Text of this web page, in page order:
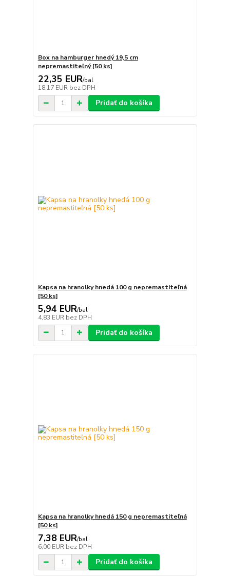
Box na hamburger hnedý 19,5 cm
nepremastiteľný [50 ks]
22,35 EUR/bal
18,17 EUR bez DPH
Pridať do košíka
Kapsa na hranolky hnedá 100 g nepremastiteľná
[50 ks]
5,94 EUR/bal
4,83 EUR bez DPH
Pridať do košíka
Kapsa na hranolky hnedá 150 g nepremastiteľná
[50 ks]
7,38 EUR/bal
6,00 EUR bez DPH
Pridať do košíka